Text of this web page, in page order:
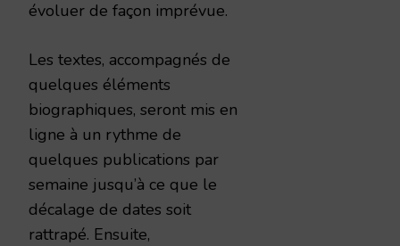
évoluer de façon imprévue.
Les textes, accompagnés de
quelques éléments
biographiques, seront mis en
ligne à un rythme de
quelques publications par
semaine jusqu’à ce que le
décalage de dates soit
rattrapé. Ensuite,